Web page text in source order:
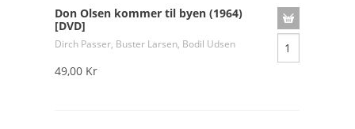
Don Olsen kommer til byen (1964)
[DVD]
Dirch Passer, Buster Larsen, Bodil Udsen
49,00 Kr